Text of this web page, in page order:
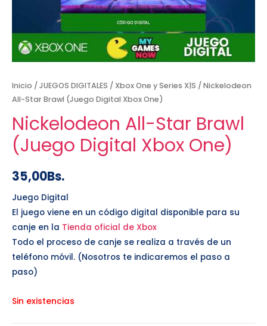
Inicio /JUEGOS DIGITALES / Xbox One y Series X|S / Nickelodeon
All-Star Brawl (Juego Digital Xbox One)
Nickelodeon All-Star Brawl
(Juego Digital Xbox One)
35,00Bs.
Juego Digital
El juego viene en un código digital disponible para su
canje en la Tienda oficial de Xbox
Todo el proceso de canje se realiza a través de un
teléfono móvil. (Nosotros te indicaremos el paso a
paso)
Sin existencias